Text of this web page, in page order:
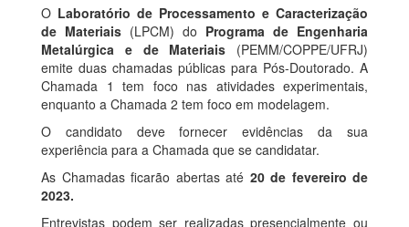
O Laboratório de Processamento e Caracterização
de Materiais (LPCM) do Programa de Engenharia
Metalúrgica e de Materiais (PEMM/COPPE/UFRJ)
emite duas chamadas públicas para Pós-Doutorado. A
Chamada 1 tem foco nas atividades experimentais,
enquanto a Chamada 2 tem foco em modelagem.
O candidato deve fornecer evidências da sua
experiência para a Chamada que se candidatar.
As Chamadas ficarão abertas até 20 de fevereiro de
2023.
Entrevistas podem ser realizadas presencialmente ou